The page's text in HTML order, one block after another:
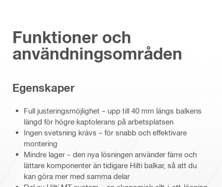
Funktioner och
användningsområden
Egenskaper
Full justeringsmöjlighet – upp till 40 mm längs balkens
längd för högre kaptolerans på arbetsplatsen
Ingen svetsning krävs – för snabb och effektivare
montering
Mindre lager – den nya lösningen använder färre och
lättare komponenter än tidigare Hilti balkar, så att du
kan göra mer med samma delar